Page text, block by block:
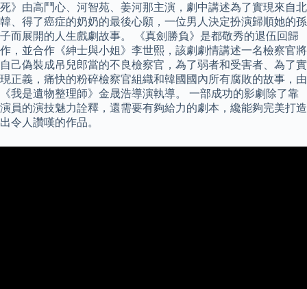
死》由高鬥心、河智苑、姜河那主演，劇中講述為了實現來自北
韓、得了癌症的奶奶的最後心願，一位男人決定扮演歸順她的孫
子而展開的人生戲劇故事。 《真劍勝負》是都敬秀的退伍回歸
作，並合作《紳士與小姐》李世熙，該劇劇情講述一名檢察官將
自己偽裝成吊兒郎當的不良檢察官，為了弱者和受害者、為了實
現正義，痛快的粉碎檢察官組織和韓國國內所有腐敗的故事，由
《我是遺物整理師》金晟浩導演執導。 一部成功的影劇除了靠
演員的演技魅力詮釋，還需要有夠給力的劇本，纔能夠完美打造
出令人讚嘆的作品。